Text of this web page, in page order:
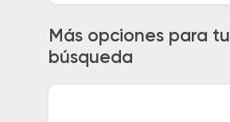
Más opciones para tu
búsqueda